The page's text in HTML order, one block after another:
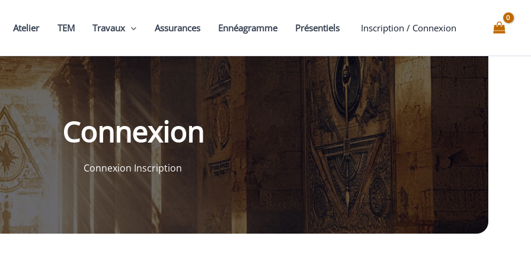
Atelier TEM Travaux Assurances Ennéagramme Présentiels Inscription / Connexion
Connexion
Connexion Inscription